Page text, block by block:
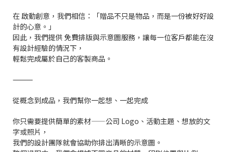
在 啟動創意，我們相信：「贈品不只是物品，而是一份被好好設
計的心意。」
因此，我們提供 免費排版與示意圖服務，讓每一位客戶都能在沒
有設計經驗的情況下，
輕鬆完成屬於自己的客製商品。
⸻
從概念到成品，我們幫你一起想、一起完成
你只需要提供簡單的素材——公司 Logo、活動主題、想放的文
字或照片，
我們的設計團隊就會協助你排出清晰的示意圖。